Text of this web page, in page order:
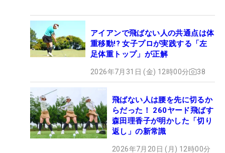
アイアンで飛ばない人の共通点は体
重移動!? 女子プロが実践する「左
足体重トップ」が正解
2026年7月31日 (金) 12時00分 38
飛ばない人は腰を先に切るか
らだった！ 260ヤード飛ばす
森田理香子が明かした「切り
返し」の新常識
2026年7月20日 (月) 12時00分